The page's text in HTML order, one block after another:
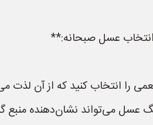
عسل صبحانه:**
را انتخاب کنید که از آن لذت
می‌تواند نشان‌دهنده منبع